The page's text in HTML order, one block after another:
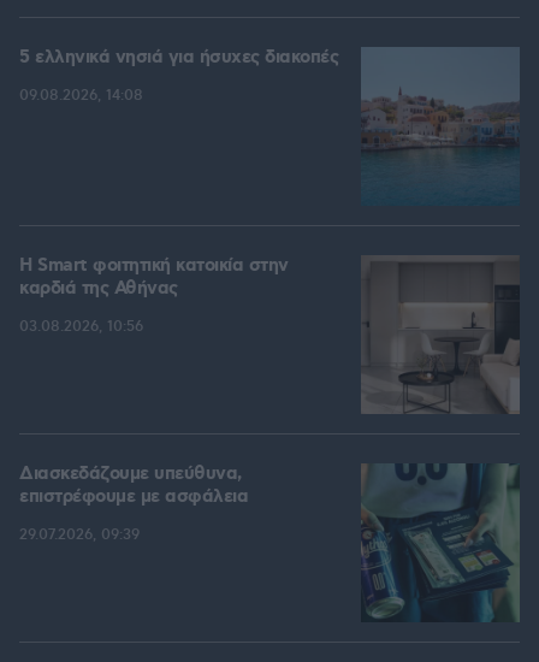
5 ελληνικά νησιά για ήσυχες διακοπές
09.08.2026, 14:08
Η Smart φοιτητική κατοικία στην
καρδιά της Αθήνας
03.08.2026, 10:56
Διασκεδάζουμε υπεύθυνα,
επιστρέφουμε με ασφάλεια
29.07.2026, 09:39